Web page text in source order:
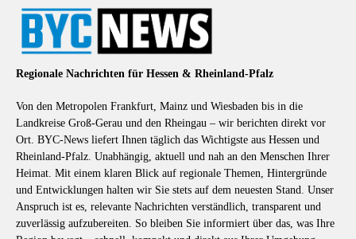
Regionale Nachrichten für Hessen & Rheinland-Pfalz
Von den Metropolen Frankfurt, Mainz und Wiesbaden bis in die
Landkreise Groß-Gerau und den Rheingau – wir berichten direkt vor
Ort. BYC-News liefert Ihnen täglich das Wichtigste aus Hessen und
Rheinland-Pfalz. Unabhängig, aktuell und nah an den Menschen Ihrer
Heimat. Mit einem klaren Blick auf regionale Themen, Hintergründe
und Entwicklungen halten wir Sie stets auf dem neuesten Stand. Unser
Anspruch ist es, relevante Nachrichten verständlich, transparent und
zuverlässig aufzubereiten. So bleiben Sie informiert über das, was Ihre